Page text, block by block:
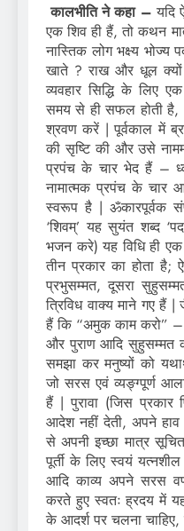
कालभीति ने कहा – यदि
एक शिव ही हैं, तो कथन
नास्तिक लोग भक्ष्य भोज्य
खाते ? राख और धूल
व्यवहार सिद्धि के लिए
समय से ही सफल होती है,
श्रवण करें | पूर्वकाल में
की सृष्टि की और उसे
प्रपंच के चार भेद हैं –
नामात्मक प्रपंच के चार
स्वरूप है | ॐकारपूर्वक
‘शिवम्‌’ यह सुयंत शब्द
भजन करे) यह विधि ही
तीन प्रकार का होता है;
प्रभुसम्मत, दूसरा
त्रिविध वाक्य माने गए
हैं कि “अमुक काम करो” –
और पुराण आदि सुहुसम्मत
समझा कर मनुष्यों को
जो सरस एवं व्यङ्ग्पूर्ण
हैं | पुरावा (जिस प्रकार
आदेश नहीं देती, अपने
से अपनी इच्छा मात्र
पूर्ती के लिए स्वयं
आदि काव्य अपने सरस
करते हुए स्वतः ह्रदय में
के आदर्श पर चलना